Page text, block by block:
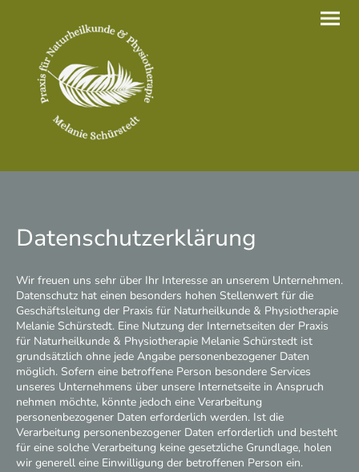
Datenschutzerklärung
Wir freuen uns sehr über Ihr Interesse an unserem Unternehmen.
Datenschutz hat einen besonders hohen Stellenwert für die
Geschäftsleitung der Praxis für Naturheilkunde & Physiotherapie
Melanie Schürstedt. Eine Nutzung der Internetseiten der Praxis
für Naturheilkunde & Physiotherapie Melanie Schürstedt ist
grundsätzlich ohne jede Angabe personenbezogener Daten
möglich. Sofern eine betroffene Person besondere Services
unseres Unternehmens über unsere Internetseite in Anspruch
nehmen möchte, könnte jedoch eine Verarbeitung
personenbezogener Daten erforderlich werden. Ist die
Verarbeitung personenbezogener Daten erforderlich und besteht
für eine solche Verarbeitung keine gesetzliche Grundlage, holen
wir generell eine Einwilligung der betroffenen Person ein.